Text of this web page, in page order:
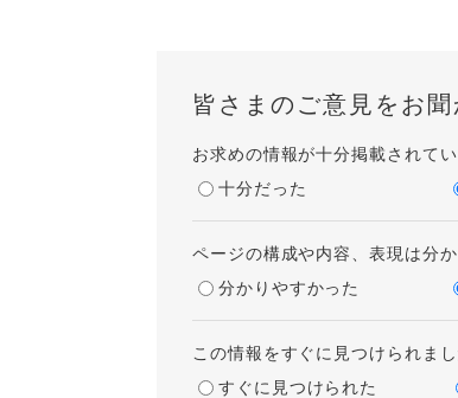
皆さまのご意見をお
お求めの情報が十分掲載されて
十分だった
ページの構成や内容、表現は分
分かりやすかった
この情報をすぐに見つけられまし
すぐに見つけられた